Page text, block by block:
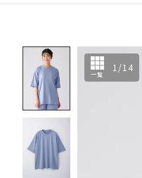
一覧
1 /14